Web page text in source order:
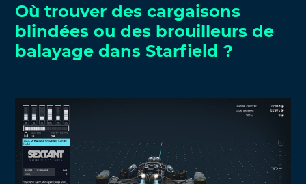
Où trouver des cargaisons
blindées ou des brouilleurs de
balayage dans Starfield ?